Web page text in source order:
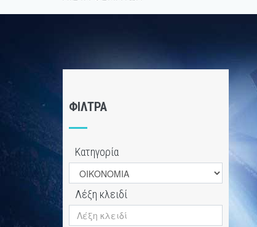
ΦΊΛΤΡΑ
Κατηγορία
Λέξη κλειδί